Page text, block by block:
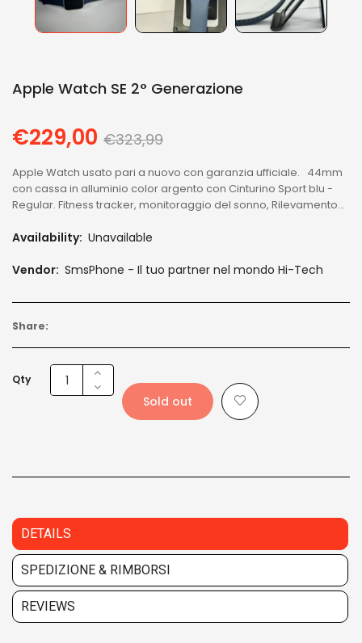
Apple Watch SE 2° Generazione
€229,00 Regular
€323,99
Apple Watch usato pari a nuovo con garanzia ufficiale. 44mm
con cassa in alluminio color argento con Cinturino Sport blu -
Regular. Fitness tracker, monitoraggio del sonno, Rilevamento...
Availability: Unavailable
Vendor: SmsPhone - Il tuo partner nel mondo Hi-Tech
Share:
Qty
Sold out
DETAILS
SPEDIZIONE & RIMBORSI
REVIEWS